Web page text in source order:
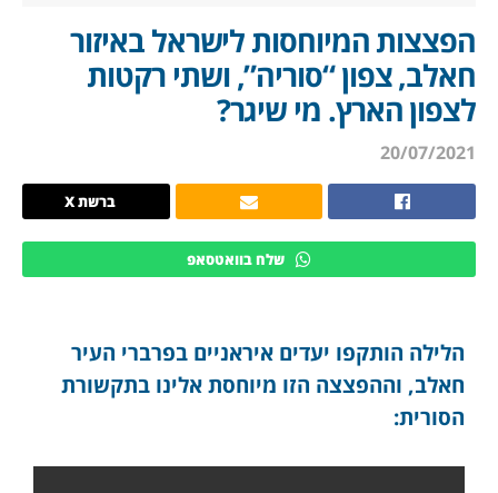
הפצצות המיוחסות לישראל באיזור
חאלב, צפון “סוריה”, ושתי רקטות
לצפון הארץ. מי שיגר?
20/07/2021
ברשת X
שלח בוואטסאפ
הלילה הותקפו יעדים איראניים בפרברי העיר
חאלב, וההפצצה הזו מיוחסת אלינו בתקשורת
הסורית: